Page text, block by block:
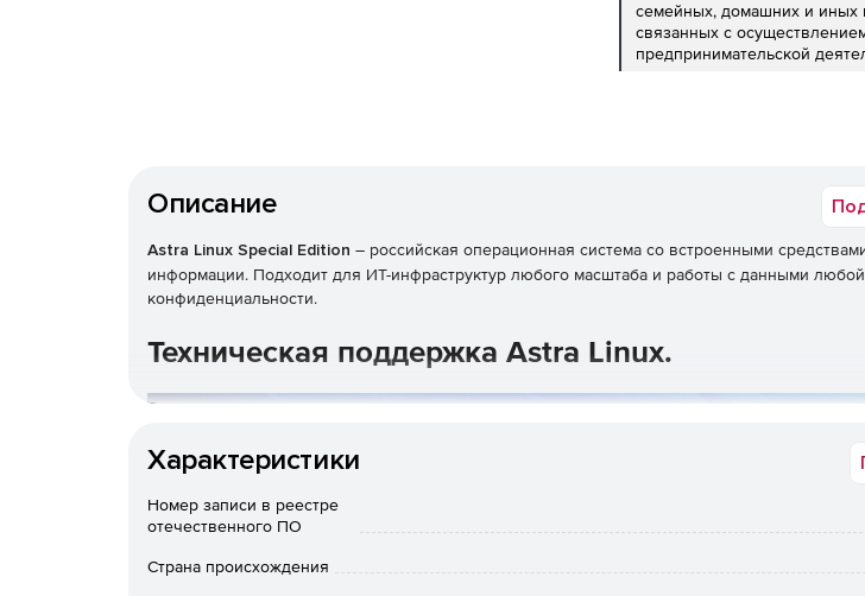
семейных, домашних и иных
связанных с
предпринимательской
Описание
Astra Linux Special Edition – российская операционная система со встроенными
информации. Подходит для ИТ-инфраструктур любого масштаба и работы с данными
конфиденциальности.
Техническая поддержка Astra Linux.
Характеристики
Номер записи в реестре
отечественного ПО
Страна происхождения